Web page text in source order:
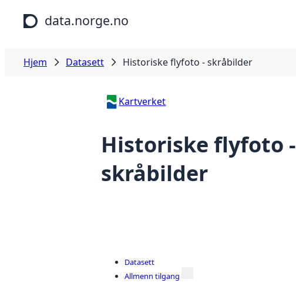
Hopp til hovedinnhold
data.norge.no
Hjem Datasett Historiske flyfoto - skråbilder
Kartverket
Historiske flyfoto -
skråbilder
Datasett
Allmenn tilgang